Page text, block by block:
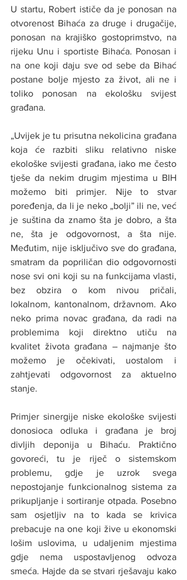
U startu, Robert ističe da je ponosan na
otvorenost Bihaća za druge i drugačije,
ponosan na krajiško gostoprimstvo, na
rijeku Unu i sportiste Bihaća. Ponosan i
na one koji daju sve od sebe da Bihać
postane bolje mjesto za život, ali ne i
toliko ponosan na ekološku svijest
građana.
„Uvijek je tu prisutna nekolicina građana
koja će razbiti sliku relativno niske
ekološke svijesti građana, iako me često
tješe da nekim drugim mjestima u BIH
možemo biti primjer. Nije to stvar
poređenja, da li je neko „bolji” ili ne, već
je suština da znamo šta je dobro, a šta
ne, šta je odgovornost, a šta nije.
Međutim, nije isključivo sve do građana,
smatram da popriličan dio odgovornosti
nose svi oni koji su na funkcijama vlasti,
bez obzira o kom nivou pričali,
lokalnom, kantonalnom, državnom. Ako
neko prima novac građana, da radi na
problemima koji direktno utiču na
kvalitet života građana – najmanje što
možemo je očekivati, uostalom i
zahtjevati odgovornost za aktuelno
stanje.
Primjer sinergije niske ekološke svijesti
donosioca odluka i građana je broj
divljih deponija u Bihaću. Praktično
govoreći, tu je riječ o sistemskom
problemu, gdje je uzrok svega
nepostojanje funkcionalnog sistema za
prikupljanje i sortiranje otpada. Posebno
sam osjetljiv na to kada se krivica
prebacuje na one koji žive u ekonomski
lošim uslovima, u udaljenim mjestima
gdje nema uspostavljenog odvoza
smeća. Hajde da se stvari rješavaju kako